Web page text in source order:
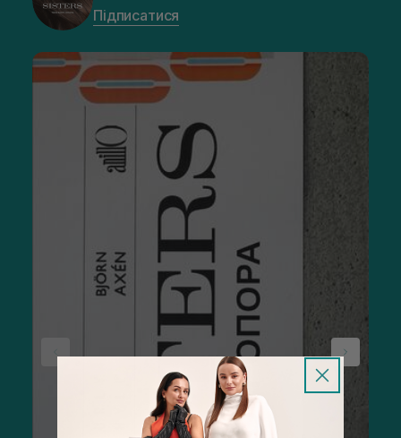
Підписатися